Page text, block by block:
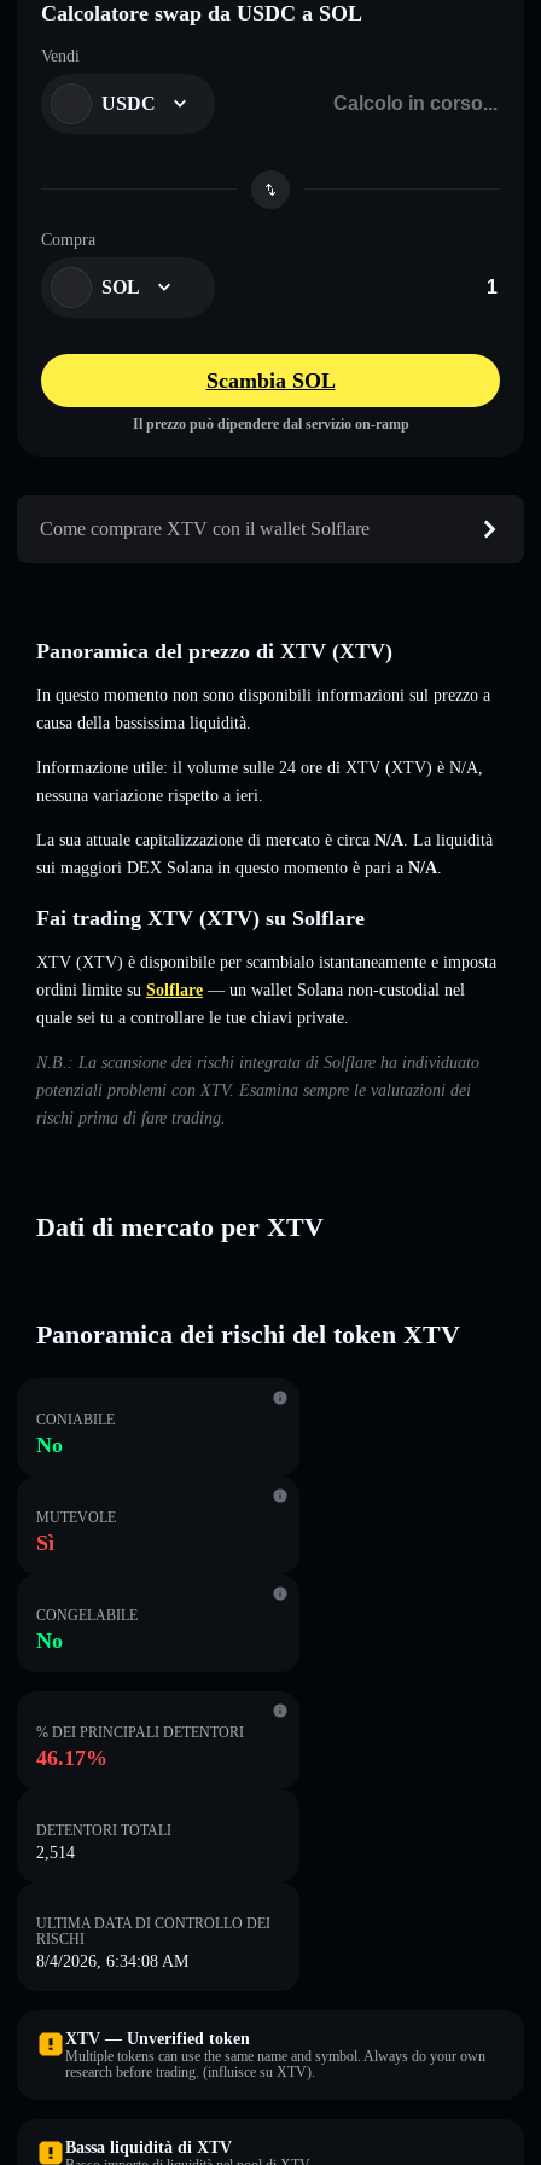
Calcolatore swap da USDC a SOL
Vendi
USDC
Compra
SOL
Scambia SOL
Il prezzo può dipendere dal servizio on-ramp
Come comprare XTV con il wallet Solflare
Panoramica del prezzo di XTV (XTV)
In questo momento non sono disponibili informazioni sul prezzo a
causa della bassissima liquidità.
Informazione utile: il volume sulle 24 ore di XTV (XTV) è N/A,
nessuna variazione rispetto a ieri.
La sua attuale capitalizzazione di mercato è circa N/A. La liquidità
sui maggiori DEX Solana in questo momento è pari a N/A.
Fai trading XTV (XTV) su Solflare
XTV (XTV) è disponibile per scambialo istantaneamente e imposta
ordini limite su Solflare — un wallet Solana non-custodial nel
quale sei tu a controllare le tue chiavi private.
N.B.: La scansione dei rischi integrata di Solflare ha individuato
potenziali problemi con XTV. Esamina sempre le valutazioni dei
rischi prima di fare trading.
Dati di mercato per XTV
Panoramica dei rischi del token XTV
CONIABILE
No
MUTEVOLE
Sì
CONGELABILE
No
% DEI PRINCIPALI DETENTORI
46.17%
DETENTORI TOTALI
2,514
ULTIMA DATA DI CONTROLLO DEI
RISCHI
8/4/2026, 6:34:08 AM
XTV — Unverified token
Multiple tokens can use the same name and symbol. Always do your own
research before trading. (influisce su XTV).
Bassa liquidità di XTV